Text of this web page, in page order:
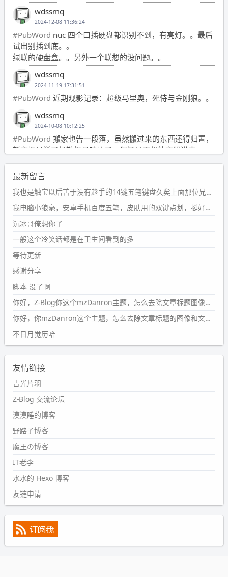
wdssmq
2024-12-08 11:36:24
#PubWord nuc 四个口插硬盘都识别不到，有亮灯。。最后
试出别插到底。。
绿联的硬盘盒。。另外一个联想的没问题。。
wdssmq
2024-11-19 17:31:51
#PubWord 近期观影记录：超级马里奥，死侍与金刚狼。。
wdssmq
2024-10-08 10:12:25
#PubWord 搬家也告一段落，虽然搬过来的东西还得归置，
新衣柜虽说已经散俩月味儿了，但还是不想放衣服进去。
wdssmq
2024-09-23 21:00:49
#PubWord要不我每年汇总整理一次？？碎雨集_沉冰浮水_
第1页https://www.wdssmq.com/tag/%E7%A2%8E%E9%9
B%A8%E9%9B%86/
wdssmq
2024-09-23 20:58:40
#PubWord
条嘟？？？？
wdssmq
2024-09-15 10:32:07
#PubWordVSCode 内 git 操作卡住的时候没办法主动取消
一直是个痛点，一般都是推送或拉取，今天连提交都卡
了。。
wdssmq
2024-09-11 08:45:43
#PubWord
然后天凉了，为了应对踢被子买了睡袋，不知道 1.2 米会不
会略窄。。
wdssmq
2024-09-09 19:43:00
#PubWord
表，21 年 11 月底发现 B 站上线了这部，直到前几天才看
完，还是分两次看的。。接下来有五项是 2019 年的，都是
电影 —— 略长的待办列表。。
最新留言
我也是触宝以后苦于没有趁手的14键五笔键盘久矣上面那位兄台用的百度双键点划布局我也用过很久，那个皮肤做得很粗糙，个别键位的触发区域是错位的，快速打字时很容易出错，修改它的皮肤文件校正后勉强能用，但早年出的皮肤分辨率太低，实在谈不上美观。百度小米定制版的商店里有一个"小黑板"皮肤还不错(百度官方输入法商店里没有)，但那个风格我不喜欢这两天找到了一个叫"森林集"的公众号，开发了海量的皮肤，很多都有14键版本，付费但很便宜，几块钱，终于有自己满意的输入法了搜了一下，这个工作室还是百度的官方合作伙伴，不知道为什么14键作品都不在官方商店上架，难道是百度官方在刻意放弃14键？
我电脑小狼毫，安卓手机百度五笔，皮肤用的双键点划，挺好的。
沉冰哥俺想你了
一般这个冷笑话都是在卫生间看到的多
等待更新
感谢分享
脚本 没了啊
你好，Z-Blog你这个mzDanron主题，怎么去除文章标题图像和文章摘要，仅显示标题，感谢回复！
你好，你mzDanron这个主题，怎么去除文章标题的图像和文章摘要！仅显示标题，感谢回复解决！
不日月觉历哈
友情链接
吉光片羽
Z-Blog 交流论坛
漠漠睡的博客
野路子博客
魔王の博客
IT老李
水水的 Hexo 博客
友链申请